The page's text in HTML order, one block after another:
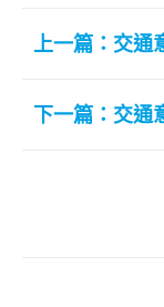
上一篇：交
下一篇：交通